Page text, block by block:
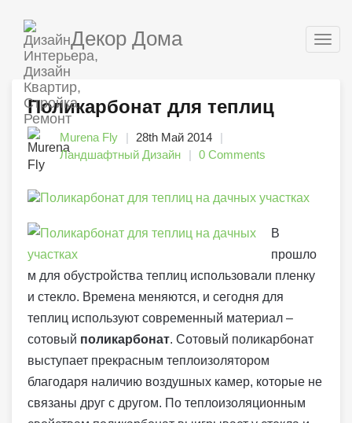
Декор Дома
Поликарбонат для теплиц
Murena Fly
28th Май 2014
Ландшафтный Дизайн
0 Comments
В
прошло
м для обустройства теплиц использовали пленку
и стекло. Времена меняются, и сегодня для
теплиц используют современный материал –
сотовый поликарбонат. Сотовый поликарбонат
выступает прекрасным теплоизолятором
благодаря наличию воздушных камер, которые не
связаны друг с другом. По теплоизоляционным